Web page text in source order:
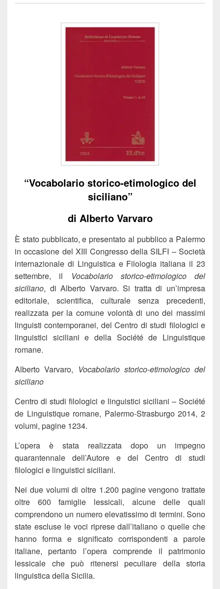
“Vocabolario storico-etimologico del
siciliano”
di Alberto Varvaro
È stato pubblicato, e presentato al pubblico a Palermo
in occasione del XIII Congresso della SILFI – Società
internazionale di Linguistica e Filologia italiana il 23
settembre, il
Vocabolario storico-etimologico del
siciliano, di Alberto Varvaro. Si tratta di un’impresa
editoriale, scientifica, culturale senza precedenti,
realizzata per la comune volontà di uno dei massimi
linguisti contemporanei, del Centro di studi filologici e
linguistici siciliani e della Société de Linguistique
romane.
Alberto Varvaro, Vocabolario storico-etimologico del
siciliano
Centro di studi filologici e linguistici siciliani – Société
de Linguistique romane, Palermo-Strasburgo 2014, 2
volumi, pagine 1234.
L’opera è stata realizzata dopo un impegno
quarantennale dell’Autore e del Centro di studi
filologici e linguistici siciliani.
Nei due volumi di oltre 1.200 pagine vengono trattate
oltre 600 famiglie lessicali, alcune delle quali
comprendono un numero elevatissimo di termini. Sono
state escluse le voci riprese dall’italiano o quelle che
hanno forma e significato corrispondenti a parole
italiane, pertanto l’opera comprende il patrimonio
lessicale che può ritenersi peculiare della storia
linguistica della Sicilia.